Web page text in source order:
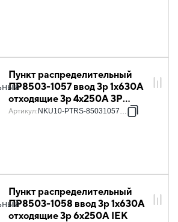
Пункт распределительный
ПР8503-1057 ввод 3p 1х630А
отходящие 3p 4х250А 3P
4х100А IEK
Артикул: NKU10-PTRS-85031057-01
Пункт распределительный
ПР8503-1058 ввод 3p 1х630А
отходящие 3p 6х250А IEK